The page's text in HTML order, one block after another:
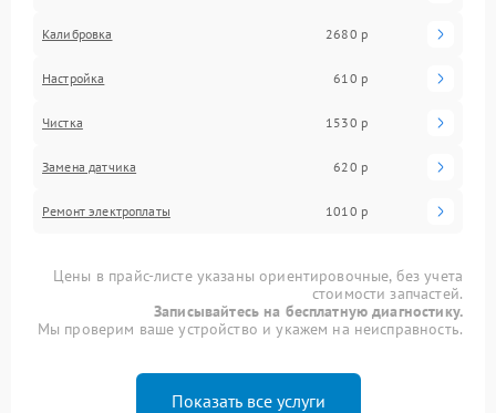
Калибровка 2680 р
Настройка 610 р
Чистка 1530 р
Замена датчика 620 р
Ремонт электроплаты 1010 р
Цены в прайс-листе указаны ориентировочные, без учета
стоимости запчастей.
Записывайтесь на бесплатную диагностику.
Мы проверим ваше устройство и укажем на неисправность.
Показать все услуги